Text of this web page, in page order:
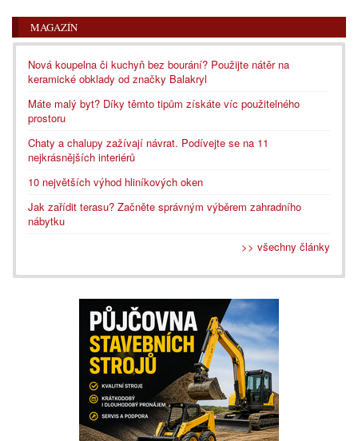
MAGAZÍN
Nová koupelna či kuchyň bez bourání? Použijte nátěr na
keramické obklady od značky Balakryl
Máte malý byt? Díky těmto tipům získáte víc použitelného
prostoru
Chaty a chalupy zažívají návrat. Podívejte se na 11
nejkrásnějších interiérů
10 největších výhod hliníkových oken
Jak zařídit terasu? Začněte správným výběrem zahradního
nábytku
>> všechny články